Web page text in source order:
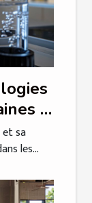
à
et sa
les...